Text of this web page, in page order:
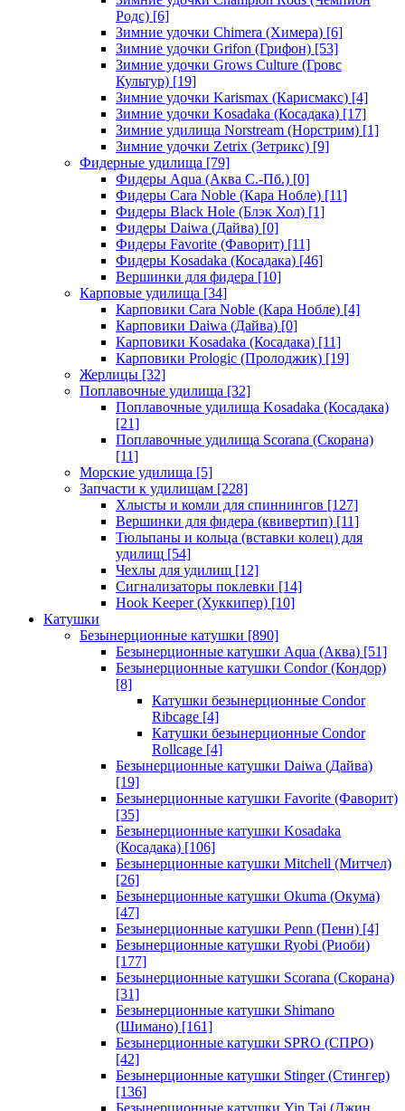
Родс) [6]
Зимние удочки Chimera (Химера) [6]
Зимние удочки Grifon (Грифон) [53]
Зимние удочки Grows Culture (Гровс
Культур) [19]
Зимние удочки Karismax (Карисмакс) [4]
Зимние удочки Kosadaka (Косадака) [17]
Зимние удилища Norstream (Норстрим) [1]
Зимние удочки Zetrix (Зетрикс) [9]
Фидерные удилища [79]
Фидеры Aqua (Аква С.-Пб.) [0]
Фидеры Cara Noble (Кара Нобле) [11]
Фидеры Black Hole (Блэк Хол) [1]
Фидеры Daiwa (Дайва) [0]
Фидеры Favorite (Фаворит) [11]
Фидеры Kosadaka (Косадака) [46]
Вершинки для фидера [10]
Карповые удилища [34]
Карповики Cara Noble (Кара Нобле) [4]
Карповики Daiwa (Дайва) [0]
Карповики Kosadaka (Косадака) [11]
Карповики Prologic (Пролоджик) [19]
Жерлицы [32]
Поплавочные удилища [32]
Поплавочные удилища Kosadaka (Косадака)
[21]
Поплавочные удилища Scorana (Скорана)
[11]
Морские удилища [5]
Запчасти к удилищам [228]
Хлысты и комли для спиннингов [127]
Вершинки для фидера (квивертип) [11]
Тюльпаны и кольца (вставки колец) для
удилищ [54]
Чехлы для удилищ [12]
Сигнализаторы поклевки [14]
Hook Keeper (Хуккипер) [10]
Катушки
Безынерционные катушки [890]
Безынерционные катушки Aqua (Аква) [51]
Безынерционные катушки Condor (Кондор)
[8]
Катушки безынерционные Condor
Ribcage [4]
Катушки безынерционные Condor
Rollcage [4]
Безынерционные катушки Daiwa (Дайва)
[19]
Безынерционные катушки Favorite (Фаворит)
[35]
Безынерционные катушки Kosadaka
(Косадака) [106]
Безынерционные катушки Mitchell (Митчел)
[26]
Безынерционные катушки Okuma (Окума)
[47]
Безынерционные катушки Penn (Пенн) [4]
Безынерционные катушки Ryobi (Риоби)
[177]
Безынерционные катушки Scorana (Скорана)
[31]
Безынерционные катушки Shimano
(Шимано) [161]
Безынерционные катушки SPRO (СПРО)
[42]
Безынерционные катушки Stinger (Стингер)
[136]